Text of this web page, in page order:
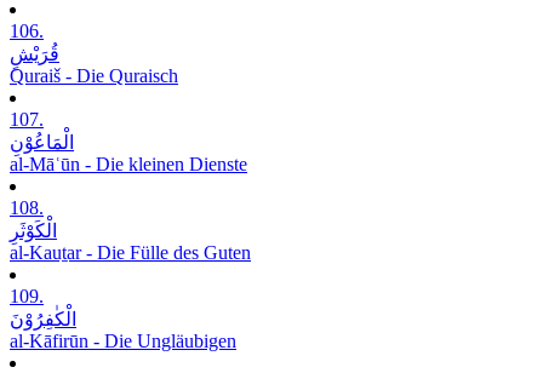
106.
قُرَیْشٍ
Quraiš - Die Quraisch
107.
الْمَاعُوْنِ
al-Māʿūn - Die kleinen Dienste
108.
الْکَوْثَرِ
al-Kauṯar - Die Fülle des Guten
109.
الْکٰفِرُوْنَ
al-Kāfirūn - Die Ungläubigen